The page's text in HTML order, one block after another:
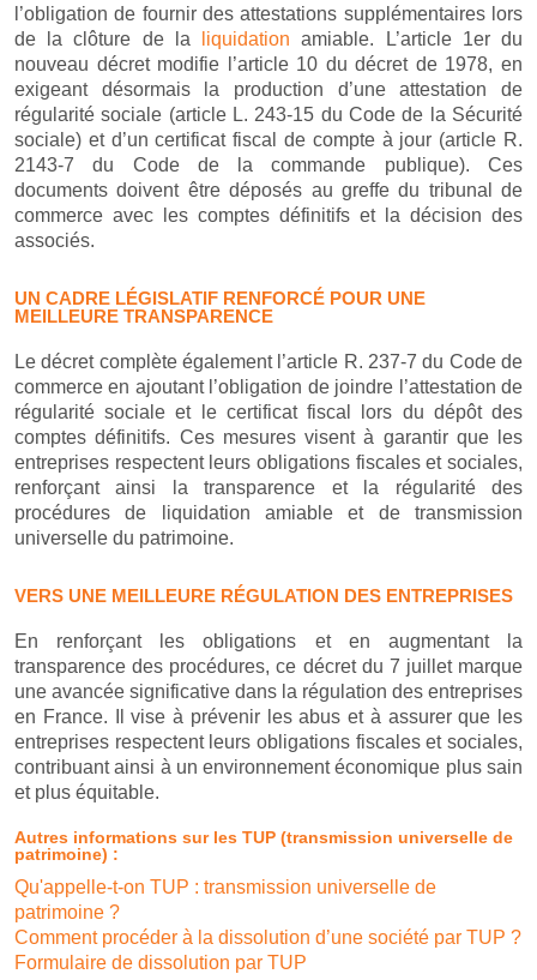
l’obligation de fournir des attestations supplémentaires lors
de la clôture de la
liquidation amiable. L’article 1er du
nouveau décret modifie l’article 10 du décret de 1978, en
exigeant désormais la production d’une attestation de
régularité sociale (article L. 243-15 du Code de la Sécurité
sociale) et d’un certificat fiscal de compte à jour (article R.
2143-7 du Code de la commande publique). Ces
documents doivent être déposés au greffe du tribunal de
commerce avec les comptes définitifs et la décision des
associés.
UN CADRE LÉGISLATIF RENFORCÉ POUR UNE
MEILLEURE TRANSPARENCE
Le décret complète également l’article R. 237-7 du Code de
commerce en ajoutant l’obligation de joindre l’attestation de
régularité sociale et le certificat fiscal lors du dépôt des
comptes définitifs. Ces mesures visent à garantir que les
entreprises respectent leurs obligations fiscales et sociales,
renforçant ainsi la transparence et la régularité des
procédures de liquidation amiable et de transmission
universelle du patrimoine.
VERS UNE MEILLEURE RÉGULATION DES ENTREPRISES
En renforçant les obligations et en augmentant la
transparence des procédures, ce décret du 7 juillet marque
une avancée significative dans la régulation des entreprises
en France. Il vise à prévenir les abus et à assurer que les
entreprises respectent leurs obligations fiscales et sociales,
contribuant ainsi à un environnement économique plus sain
et plus équitable.
Autres informations sur les TUP (transmission universelle de
patrimoine) :
Qu'appelle-t-on TUP : transmission universelle de
patrimoine ?
Comment procéder à la dissolution d’une société par TUP ?
Formulaire de dissolution par TUP